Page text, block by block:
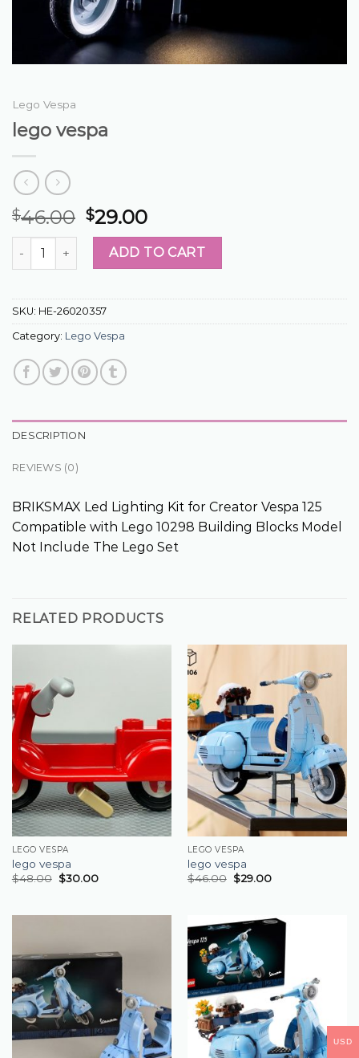
Lego Vespa
lego vespa
$46.00 $29.00
lego vespa quantityADD TO CART
SKU: HE-26020357
Category: Lego Vespa
DESCRIPTION
REVIEWS (0)
BRIKSMAX Led Lighting Kit for Creator Vespa 125
Compatible with Lego 10298 Building Blocks Model
Not Include The Lego Set
RELATED PRODUCTS
LEGO VESPA
lego vespa
$48.00 $30.00
LEGO VESPA
lego vespa
$46.00 $29.00
USD